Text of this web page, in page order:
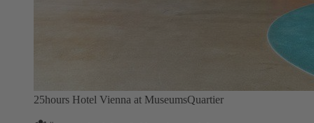
25hours Hotel Vienna at MuseumsQuartier